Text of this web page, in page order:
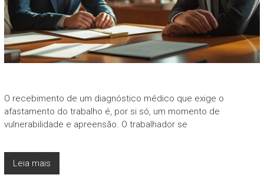
O recebimento de um diagnóstico médico que exige o
afastamento do trabalho é, por si só, um momento de
vulnerabilidade e apreensão. O trabalhador se
Leia mais